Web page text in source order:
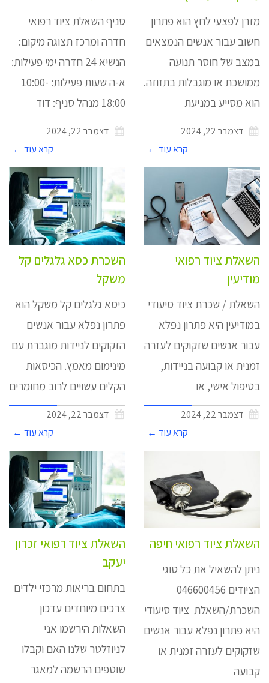
מזרן לפצעי לחץ הוא פתרון
חשוב עבור אנשים הנמצאים
במצב של חוסר תנועה
ממושכת או מוגבלות בתזוזה.
הוא מסייע במניעת
דצמבר 22, 2024
קרא עוד ←
סניף השאלת ציוד רפואי
חדרה ומרכז תצוגה מיקום:
הנשיא 24 חדרה ימי פעילות:
א-ה שעות פעילות: 10:00-
18:00 מנהל סניף: דוד
דצמבר 22, 2024
קרא עוד ←
השאלת ציוד רפואי
מודיעין
השאלת / שכרת ציוד סיעודי
במודיעין היא פתרון נפלא
עבור אנשים שזקוקים לעזרה
זמנית או קבועה בניידות,
בטיפול אישי, או
דצמבר 22, 2024
קרא עוד ←
השכרת כסא גלגלים קל
משקל
כיסא גלגלים קל משקל הוא
פתרון נפלא עבור אנשים
הזקוקים לניידות מוגברת עם
מינימום מאמץ. הכיסאות
הקלים עשויים לרוב מחומרים
דצמבר 22, 2024
קרא עוד ←
השאלת ציוד רפואי חיפה
ניתן להשאיל את כל סוגי
הציודים 046600456
השכרת/השאלת ציוד סיעודי
היא פתרון נפלא עבור אנשים
שזקוקים לעזרה זמנית או
קבועה
השאלת ציוד רפואי זכרון
יעקב
בתחום בריאות מרכזי ילדים
צרכים מיוחדים עדכון
השאלות הירשמו אני
לניוזלטר שלנו האם וקבלו
שוטפים הרשמה למאגר